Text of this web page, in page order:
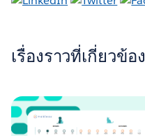
เรื่องราวที่เกี่ยวข้อง